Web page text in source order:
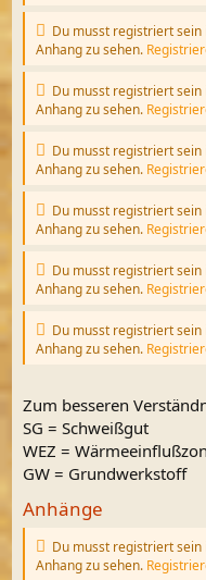
Du musst registriert
Anhang zu sehen.
Du musst registriert
Anhang zu sehen.
Du musst registriert
Anhang zu sehen.
Du musst registriert
Anhang zu sehen.
Du musst registriert
Anhang zu sehen.
Du musst registriert
Anhang zu sehen.
Zum besseren
SG = Schweißgut
WEZ =
GW = Grundwerkstoff
Anhänge
Du musst registriert
Anhang zu sehen.